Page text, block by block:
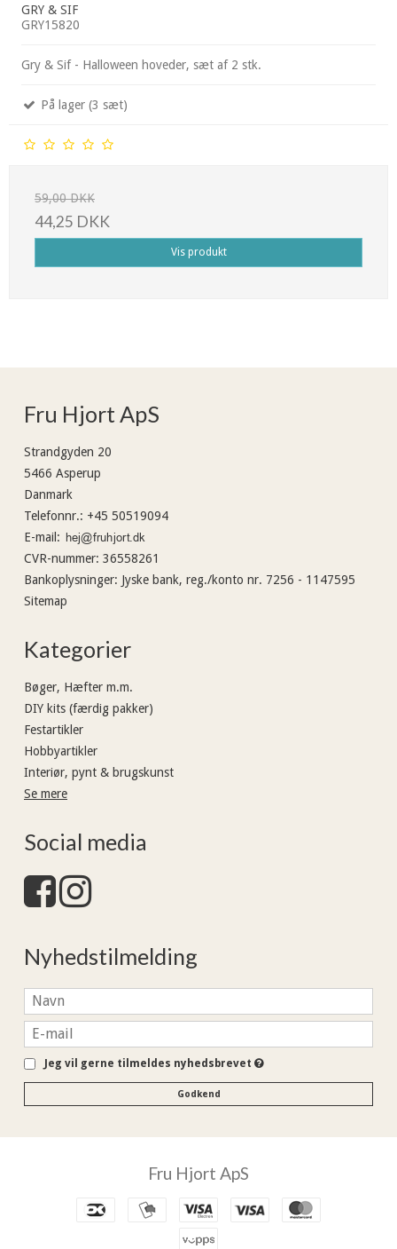
GRY & SIF
GRY15820
Gry & Sif - Halloween hoveder, sæt af 2 stk.
På lager (3 sæt)
59,00 DKK
44,25 DKK
Vis produkt
Fru Hjort ApS
Strandgyden 20
5466 Asperup
Danmark
Telefonnr.: +45 50519094
E-mail :
CVR-nummer: 36558261
Bankoplysninger: Jyske bank, reg./konto nr. 7256 - 1147595
Sitemap
Kategorier
Bøger, Hæfter m.m.
DIY kits (færdig pakker)
Festartikler
Hobbyartikler
Interiør, pynt & brugskunst
Se mere
Social media
Nyhedstilmelding
Jeg vil gerne tilmeldes nyhedsbrevet
Godkend
Fru Hjort ApS